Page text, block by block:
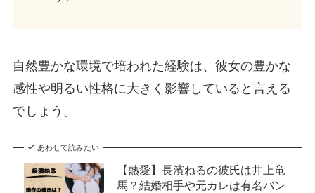
自然豊かな環境で培われた経験は、彼女の豊かな
感性や明るい性格に大きく影響していると言える
でしょう。
あわせて読みたい
【熱愛】長濱ねるの彼氏は井上竜
馬？結婚相手や元カレは有名バン